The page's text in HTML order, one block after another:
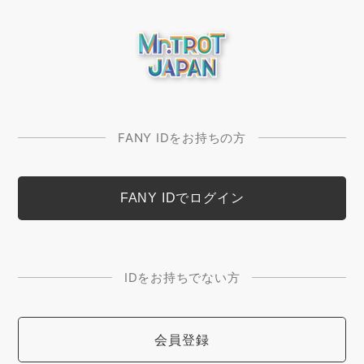
FANY IDをお持ちの方
IDをお持ちでない方
会員登録